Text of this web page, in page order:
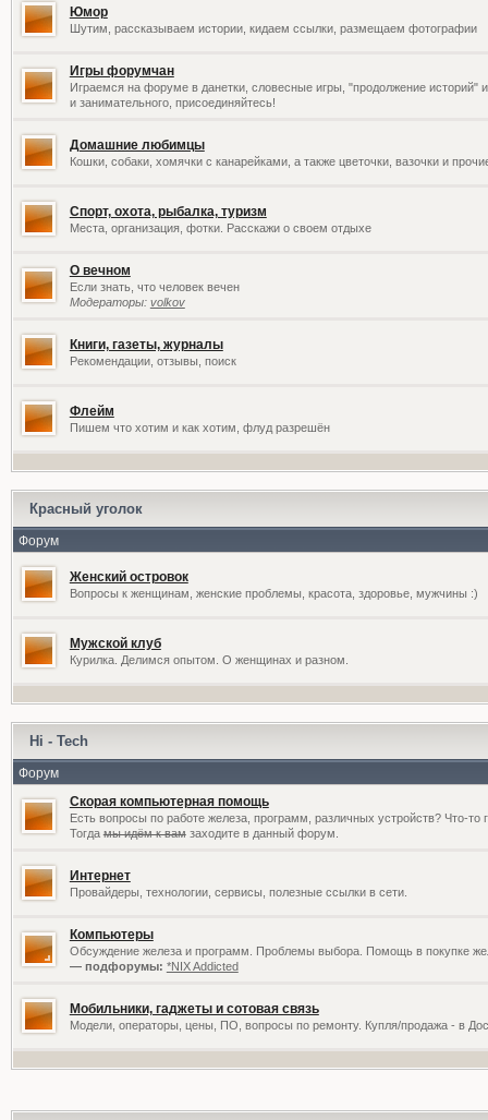
Юмор
Шутим, рассказываем истории, кидаем ссылки, размещаем фотографии
Игры форумчан
Играемся на форуме в данетки, словесные игры, "продолжение историй"
и занимательного, присоединяйтесь!
Домашние любимцы
Кошки, собаки, хомячки с канарейками, а также цветочки, вазочки и
Спорт, охота, рыбалка, туризм
Места, организация, фотки. Расскажи о своем отдыхе
О вечном
Если знать, что человек вечен
Модераторы: volkov
Книги, газеты, журналы
Рекомендации, отзывы, поиск
Флейм
Пишем что хотим и как хотим, флуд разрешён
Красный уголок
Форум
Женский островок
Вопросы к женщинам, женские проблемы, красота, здоровье, мужчины :)
Мужской клуб
Курилка. Делимся опытом. О женщинах и разном.
Hi - Tech
Форум
Скорая компьютерная помощь
Есть вопросы по работе железа, программ, различных устройств? Что-то
Тогдамы идём к вамзаходите в данный форум.
Интернет
Провайдеры, технологии, сервисы, полезные ссылки в сети.
Компьютеры
Обсуждение железа и программ. Проблемы выбора. Помощь в покупке
— подфорумы: *NIX Addicted
Мобильники, гаджеты и сотовая связь
Модели, операторы, цены, ПО, вопросы по ремонту. Купля/продажа - в